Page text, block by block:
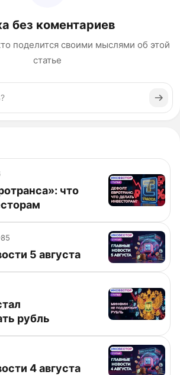
без коментариев
поделится своими мыслями об этой
статье
что
85
5 августа
рубль
4 августа